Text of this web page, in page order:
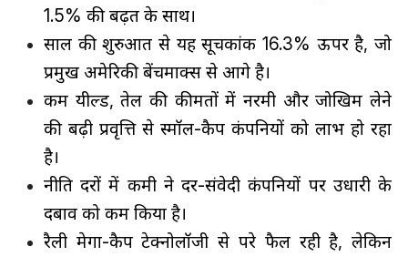
1.5% की बढ़त के साथ।
साल की शुरुआत से यह सूचकांक 16.3% ऊपर है, जो
प्रमुख अमेरिकी बेंचमार्क्स से आगे है।
कम यील्ड, तेल की कीमतों में नरमी और जोखिम लेने
की बढ़ी प्रवृत्ति से स्मॉल-कैप कंपनियों को लाभ हो रहा
है।
नीति दरों में कमी ने दर-संवेदी कंपनियों पर उधारी के
दबाव को कम किया है।
रैली मेगा-कैप टेक्नोलॉजी से परे फैल रही है, लेकिन